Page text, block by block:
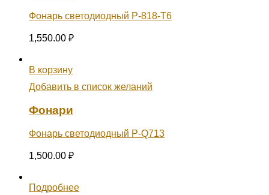
Фонарь светодиодный Р-818-Т6
1,550.00 ₽
В корзину
Добавить в список желаний
Фонари
Фонарь светодиодный P-Q713
1,500.00 ₽
Подробнее